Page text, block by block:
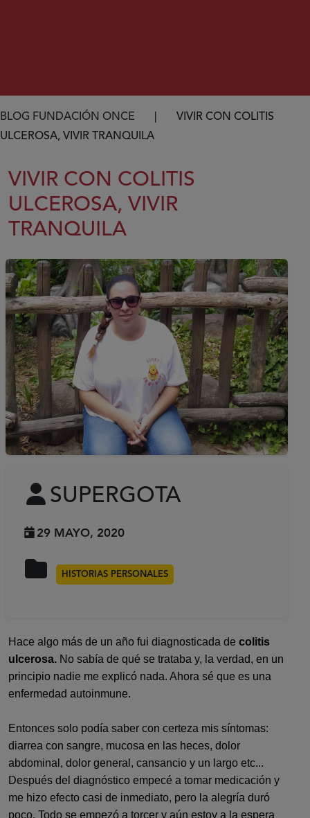
Ruta de navegación
BLOG FUNDACIÓN ONCE
VIVIR CON COLITIS
ULCEROSA, VIVIR TRANQUILA
VIVIR CON COLITIS
ULCEROSA, VIVIR
TRANQUILA
SUPERGOTA
29 MAYO, 2020
HISTORIAS PERSONALES
Hace algo más de un año fui diagnosticada de colitis
ulcerosa. No sabía de qué se trataba y, la verdad, en un
principio nadie me explicó nada. Ahora sé que es una
enfermedad autoinmune.
Entonces solo podía saber con certeza mis síntomas:
diarrea con sangre, mucosa en las heces, dolor
abdominal, dolor general, cansancio y un largo etc...
Después del diagnóstico empecé a tomar medicación y
me hizo efecto casi de inmediato, pero la alegría duró
poco. Todo se empezó a torcer y aún estoy a la espera